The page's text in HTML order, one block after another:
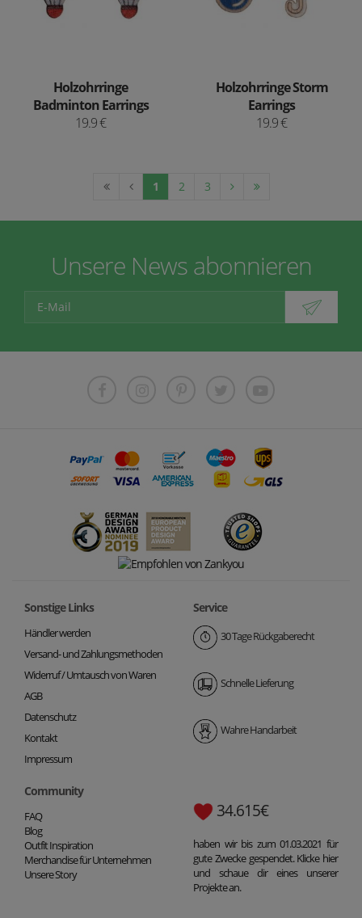
Holzohrringe
Badminton Earrings
19.9 €
Holzohrringe Storm
Earrings
19.9 €
1 2 3
Unsere News abonnieren
Sonstige Links
Händler werden
Versand- und Zahlungsmethoden
Widerruf / Umtausch von Waren
AGB
Datenschutz
Kontakt
Impressum
Service
30 Tage Rückgaberecht
Schnelle Lieferung
Wahre Handarbeit
Community
FAQ
Blog
Outfit Inspiration
Merchandise für Unternehmen
Unsere Story
34.615€
haben wir bis zum 01.03.2021 für
gute Zwecke gespendet. Klicke hier
und schaue dir eines unserer
Projekte an.